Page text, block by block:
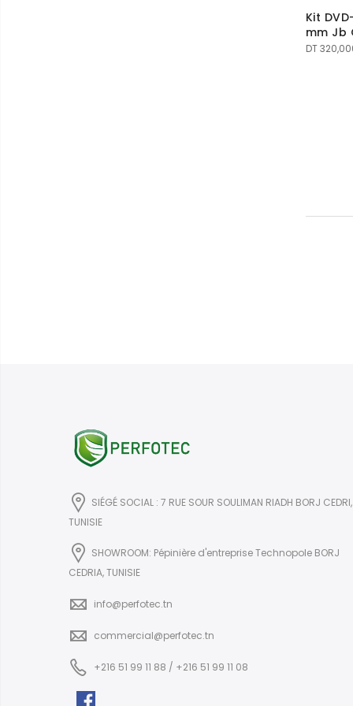
Kit
mm Jb
DT
SIÉGÉ SOCIAL : 7 RUE SOUR SOULIMAN RIADH BORJ CEDRI,
TUNISIE
SHOWROOM: Pépinière d'entreprise Technopole BORJ
CEDRIA, TUNISIE
info@perfotec.tn
commercial@perfotec.tn
+216 51 99 11 88 / +216 51 99 11 08